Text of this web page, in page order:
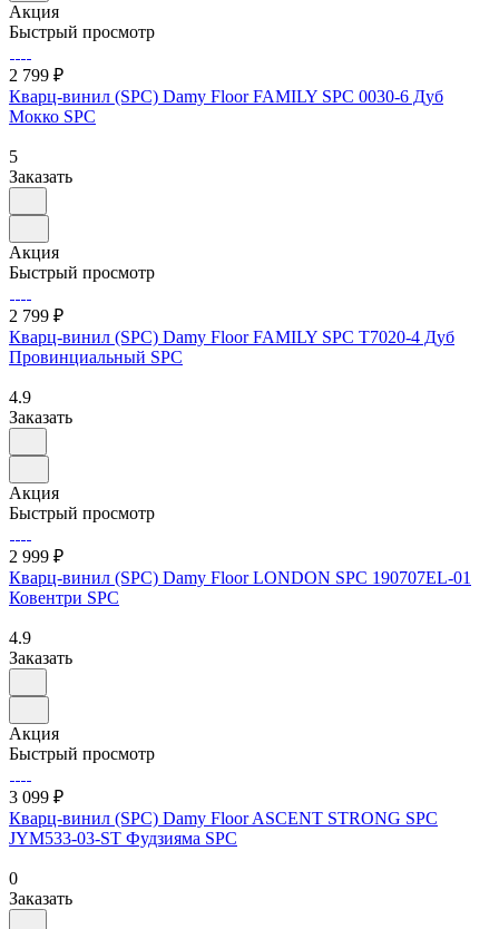
Акция
Быстрый просмотр
2 799 ₽
Кварц-винил (SPC) Damy Floor FAMILY SPC 0030-6 Дуб
Мокко SPC
5
Заказать
Акция
Быстрый просмотр
2 799 ₽
Кварц-винил (SPC) Damy Floor FAMILY SPC T7020-4 Дуб
Провинциальный SPC
4.9
Заказать
Акция
Быстрый просмотр
2 999 ₽
Кварц-винил (SPC) Damy Floor LONDON SPC 190707EL-01
Ковентри SPC
4.9
Заказать
Акция
Быстрый просмотр
3 099 ₽
Кварц-винил (SPC) Damy Floor ASCENT STRONG SPC
JYM533-03-ST Фудзияма SPC
0
Заказать